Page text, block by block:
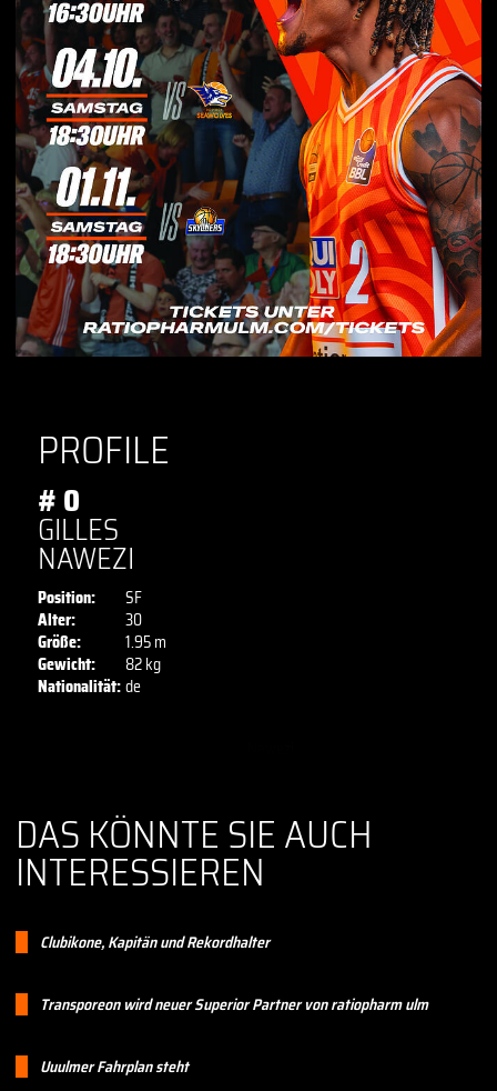
PROFILE
# 0
GILLES
NAWEZI
Position:
SF
Alter:
30
Größe:
1.95 m
Gewicht:
82 kg
Nationalität:de
DAS KÖNNTE SIE AUCH
INTERESSIEREN
Clubikone, Kapitän und Rekordhalter
Transporeon wird neuer Superior Partner von ratiopharm ulm
Uuulmer Fahrplan steht